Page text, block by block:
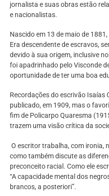
jornalista e suas obras estão
e nacionalistas.
Nascido em 13 de maio de
Era descendente de escravos,
devido à sua origem, inclusive
foi apadrinhado pelo Visconde
oportunidade de ter uma boa
Recordações do escrivão Isaías
publicado, em 1909, mas o
fim de Policarpo Quaresma
trazem uma visão crítica da
O escritor trabalha, com ironia,
como também discute as
preconceito racial. Como ele
“A capacidade mental dos
brancos, a posteriori”.